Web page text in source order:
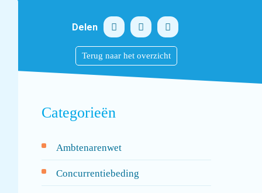
Delen
Terug naar het overzicht
Categorieën
Ambtenarenwet
Concurrentiebeding